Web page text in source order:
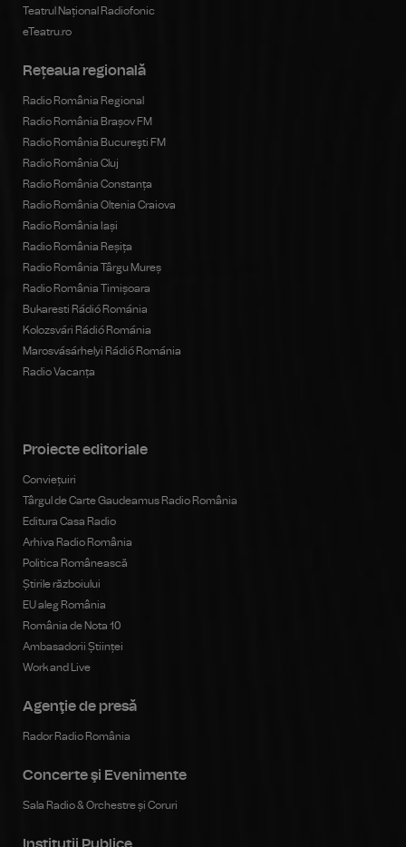
Teatrul Național Radiofonic
eTeatru.ro
Rețeaua regională
Radio România Regional
Radio România Brașov FM
Radio România Bucureşti FM
Radio România Cluj
Radio România Constanța
Radio România Oltenia Craiova
Radio România Iași
Radio România Reșița
Radio România Târgu Mureș
Radio România Timișoara
Bukaresti Rádió Románia
Kolozsvári Rádió Románia
Marosvásárhelyi Rádió Románia
Radio Vacanța
Proiecte editoriale
Conviețuiri
Târgul de Carte Gaudeamus Radio România
Editura Casa Radio
Arhiva Radio România
Politica Românească
Știrile războiului
EU aleg România
România de Nota 10
Ambasadorii Științei
Work and Live
Agenţie de presă
Rador Radio România
Concerte şi Evenimente
Sala Radio & Orchestre și Coruri